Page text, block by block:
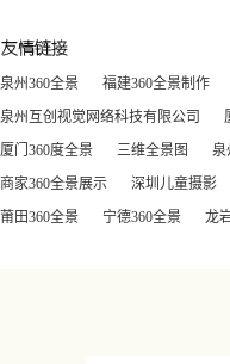
泉州360全景 福建360全景制作
泉州互创视觉网络科技有限公司
厦门360度全景
三维全景图 泉
商家360全景展示
深圳儿童摄影
莆田360全景
宁德360全景 龙